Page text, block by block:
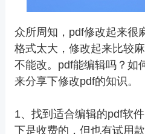
众所周知，pdf修改起来很
格式太大，修改起来比较
不能改。pdf能编辑吗？如
来分享下修改pdf的知识。
1、找到适合编辑的pdf软
下是收费的，但也有试用